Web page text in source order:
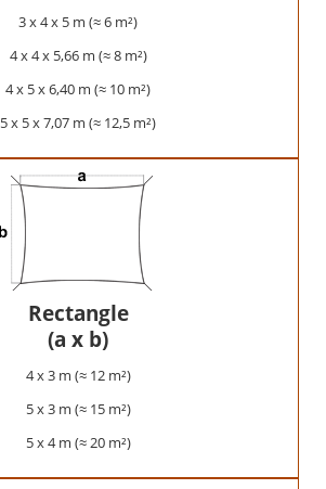
3 x 4 x 5 m (≈ 6 m²)
4 x 4 x 5,66 m (≈ 8 m²)
4 x 5 x 6,40 m (≈ 10 m²)
5 x 5 x 7,07 m (≈ 12,5 m²)
Rectangle
(a x b)
4 x 3 m (≈ 12 m²)
5 x 3 m (≈ 15 m²)
5 x 4 m (≈ 20 m²)